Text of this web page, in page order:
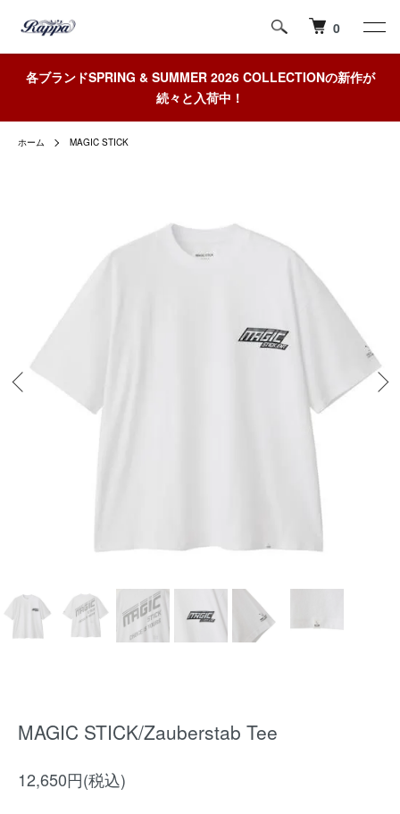
0
各ブランドSPRING & SUMMER 2026 COLLECTIONの新作が
続々と入荷中！
ホーム MAGIC STICK
MAGIC STICK/Zauberstab Tee
12,650円(税込)